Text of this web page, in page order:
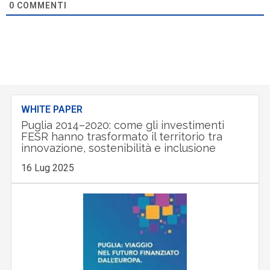
0 COMMENTI
WHITE PAPER
Puglia 2014–2020: come gli investimenti
FESR hanno trasformato il territorio tra
innovazione, sostenibilità e inclusione
16 Lug 2025